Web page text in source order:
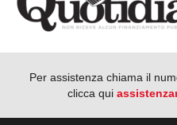
Per assistenza chiama il
clicca qui